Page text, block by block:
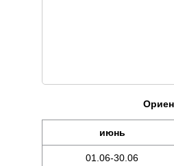
июнь
01.06-30.06